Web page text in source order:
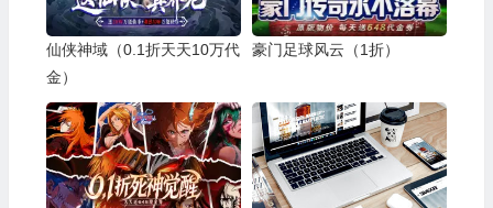
仙侠神域（0.1折天天10万代
金）
豪门足球风云（1折）